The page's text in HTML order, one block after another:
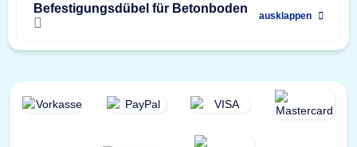
Befestigungsdübel für Betonboden
ausklappen